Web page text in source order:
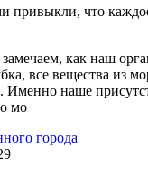
привыкли, что
как наш
все вещества из
Именно наше
мо
города